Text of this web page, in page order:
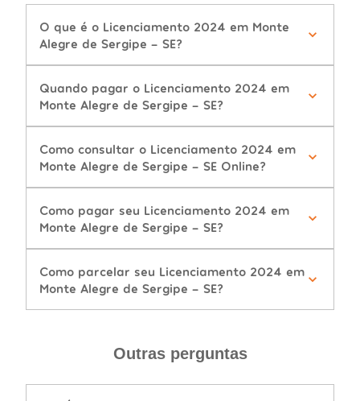
O que é o Licenciamento 2024 em Monte
Alegre de Sergipe - SE?
Quando pagar o Licenciamento 2024 em
Monte Alegre de Sergipe - SE?
Como consultar o Licenciamento 2024 em
Monte Alegre de Sergipe - SE Online?
Como pagar seu Licenciamento 2024 em
Monte Alegre de Sergipe - SE?
Como parcelar seu Licenciamento 2024 em
Monte Alegre de Sergipe - SE?
Outras perguntas